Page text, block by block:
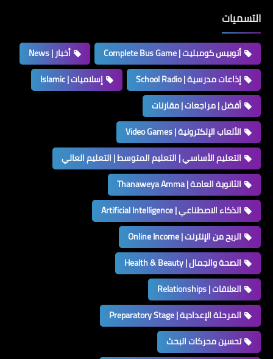
التسميات
أتوبيس كومبليت | Complete Bus Game
أخبار | News
إذاعات مدرسية | School Radio
إسلاميات | Islamic
أفضل | مراجعات | مقارنات
الألعاب الإلكترونية | Video Games
التعليم الأساسي | التعليم المتوسط | التعليم العالي
الثانوية العامة | Thanaweya Amma
الذكاء الاصطناعي | Artificial Intelligence
الربح من الإنترنت | Online Income
الصحة والجمال | Health & Beauty
العلاقات | Relationships
المرحلة الإعدادية | Preparatory Stage
تحسين محركات البحث